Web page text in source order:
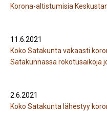
Korona-altistumisia
11.6.2021
Koko Satakunta vakaasti koronan
Satakunnassa rokotusaikoja
2.6.2021
Koko Satakunta lähestyy